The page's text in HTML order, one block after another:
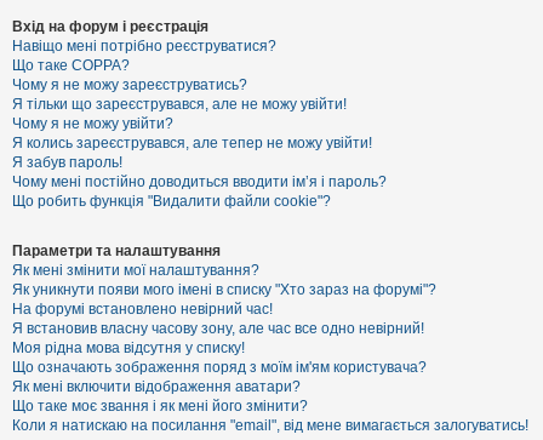
є
с
т
р
а
ц
і
я
Т
м
и
б
е
з
в
і
д
п
о
в
і
Вхід на форум і реєстрація
Навіщо мені потрібно реєструватися?
Що таке COPPA?
Чому я не можу зареєструватись?
Я тільки що зареєструвався, але не можу увійти!
Чому я не можу увійти?
Я колись зареєструвався, але тепер не можу увійти!
Я забув пароль!
Чому мені постійно доводиться вводити ім’я і пароль?
Що робить функція "Видалити файли cookie"?
Параметри та налаштування
Як мені змінити мої налаштування?
Як уникнути появи мого імені в списку "Хто зараз на форумі"?
На форумі встановлено невірний час!
Я встановив власну часову зону, але час все одно невірний!
Моя рідна мова відсутня у списку!
Що означають зображення поряд з моїм ім'ям користувача?
Як мені включити відображення аватари?
Що таке моє звання і як мені його змінити?
Коли я натискаю на посилання "email", від мене вимагається залогуватись!